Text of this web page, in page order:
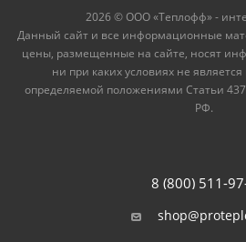
2026 © ООО «Теплофф» -
Данный сайт и все информационные
цены, размещенные на сайте, носят
ни при каких условиях не
определяемой положениями Статьи 437
РФ.
8 (800) 511-